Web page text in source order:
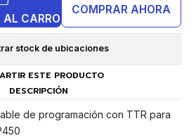
AL CARRO
COMPRAR AHORA
stock de ubicaciones
ESTE PRODUCTO
DESCRIPCIÓN
de programación con TTR para